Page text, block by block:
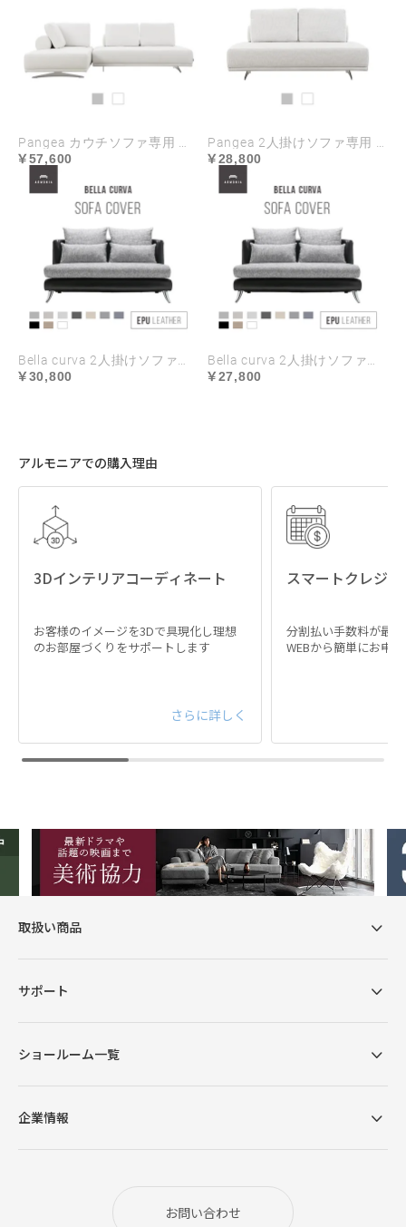
Pangea カウチソファ専用 ソファカバー
57,600
Pangea 2人掛けソファ専用 ソファカバー
28,800
Bella curva 2人掛けソファ専用 ソファカバー EPUレザー ハイランク生地 ラージサイズ
30,800
Bella curva 2人掛けソファ専用 ソファカバー EPUレザー ハイランク生地 レギュラーサイズ
27,800
アルモニアでの購入理由
3Dインテリアコーディネート
お客様のイメージを3Dで具現化し理想
のお部屋づくりをサポートします
さらに詳しく
スマートクレジ
分割払い手数料が最
WEBから簡単にお申
取扱い商品
サポート
ショールーム一覧
企業情報
お問い合わせ